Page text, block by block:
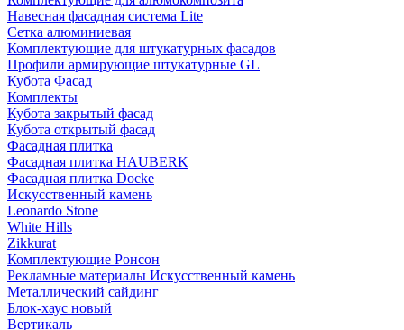
Навесная фасадная система Lite
Сетка алюминиевая
Комплектующие для штукатурных фасадов
Профили армирующие штукатурные GL
Кубота Фасад
Комплекты
Кубота закрытый фасад
Кубота открытый фасад
Фасадная плитка
Фасадная плитка HAUBERK
Фасадная плитка Docke
Искусственный камень
Leonardo Stone
White Hills
Zikkurat
Комплектующие Ронсон
Рекламные материалы Искусственный камень
Металлический сайдинг
Блок-хаус новый
Вертикаль